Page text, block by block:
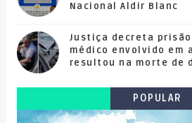
Nacional Aldir Blanc
Justiça decreta
médico envolvido em
resultou na morte de
POPULAR